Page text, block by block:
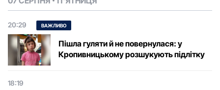
20:29 ВАЖЛИВО
Пішла гуляти й не повернулася: у
Кропивницькому розшукують підлітку
18:19